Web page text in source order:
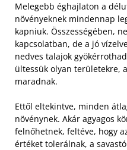
Melegebb éghajlaton a
növényeknek mindennap
kapniuk. Összességében,
kapcsolatban, de a jó
nedves talajok
ültessük olyan területekre,
maradnak.
Ettől eltekintve, minden
növénynek. Akár agyagos
felnőhetnek, feltéve, hogy
értéket tolerálnak, a